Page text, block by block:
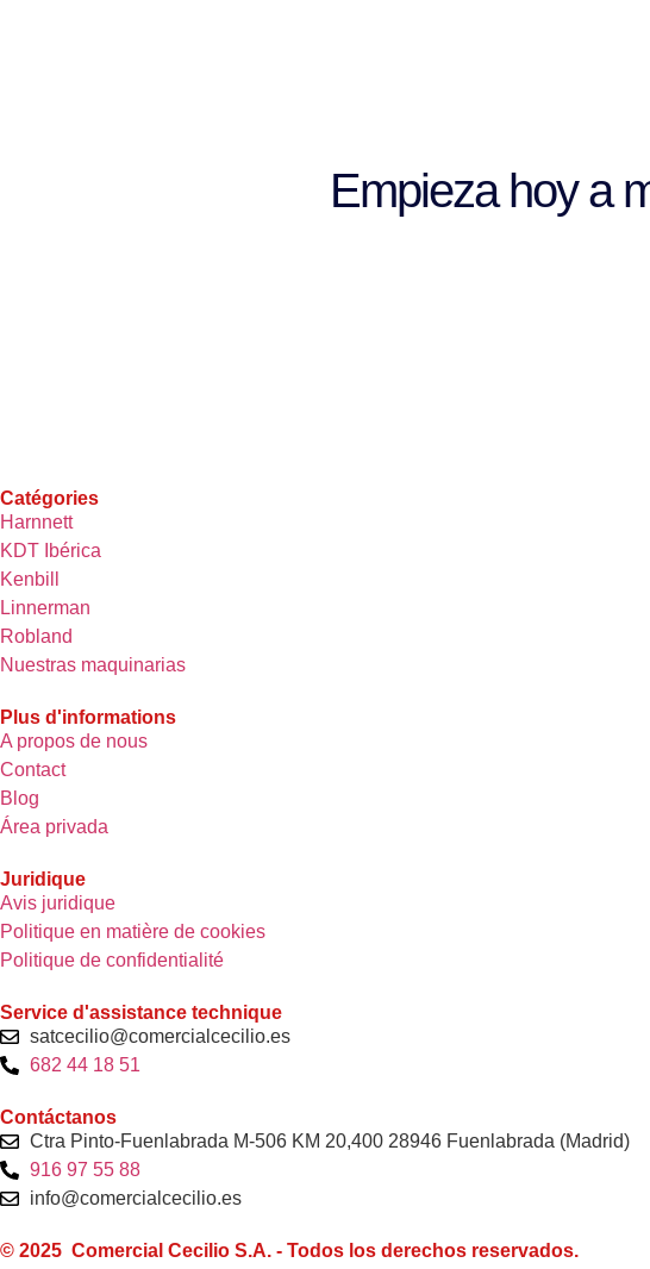
Empieza hoy a
Catégories
Harnnett
KDT Ibérica
Kenbill
Linnerman
Robland
Nuestras maquinarias
Plus d'informations
A propos de nous
Contact
Blog
Área privada
Juridique
Avis juridique
Politique en matière de cookies
Politique de confidentialité
Service d'assistance technique
satcecilio@comercialcecilio.es
682 44 18 51
Contáctanos
Ctra Pinto-Fuenlabrada M-506 KM 20,400 28946 Fuenlabrada (Madrid)
916 97 55 88
info@comercialcecilio.es
© 2025 Comercial Cecilio S.A. - Todos los derechos reservados.